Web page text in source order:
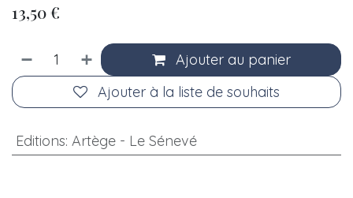
13,50€
Ajouter au panier
Ajouter à la liste de souhaits
Editions: Artège - Le Sénevé